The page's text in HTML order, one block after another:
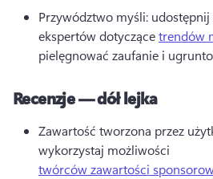
Przywództwo myśli:
ekspertów dotyczące trendów
pielęgnować zaufanie i
Recenzje — dół lejka
Zawartość tworzona przez
wykorzystaj możliwości
twórców zawartości